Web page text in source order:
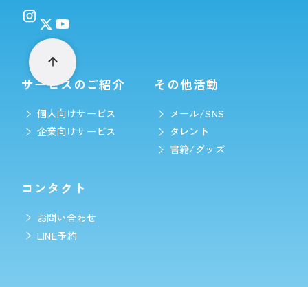
サービスのご紹介
個人向けサービス
企業向けサービス
その他活動
メール/SNS
タレント
書籍/グッズ
コンタクト
お問い合わせ
LINE予約